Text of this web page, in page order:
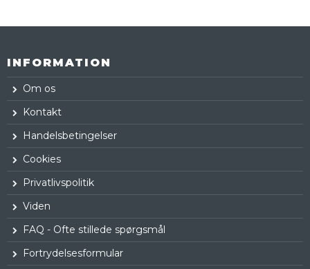
INFORMATION
Om os
Kontakt
Handelsbetingelser
Cookies
Privatlivspolitik
Viden
FAQ - Ofte stillede spørgsmål
Fortrydelsesformular